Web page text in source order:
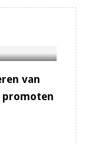
van
promoten